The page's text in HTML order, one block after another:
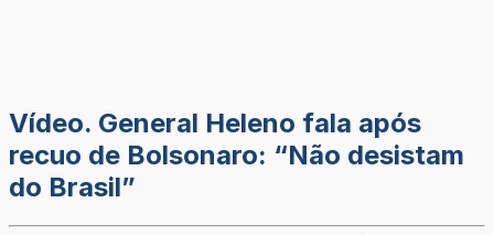
Vídeo. General Heleno fala após
recuo de Bolsonaro: “Não desistam
do Brasil”